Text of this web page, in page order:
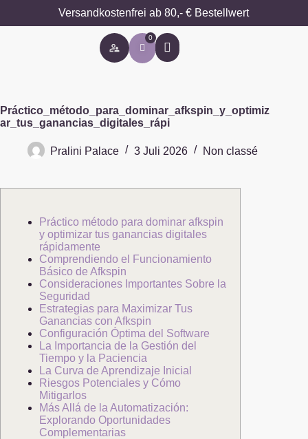
Versandkostenfrei ab 80,- € Bestellwert
0
Práctico_método_para_dominar_afkspin_y_optimiz
ar_tus_ganancias_digitales_rápi
Pralini Palace 3 Juli 2026 Non classé
Práctico método para dominar afkspin
y optimizar tus ganancias digitales
rápidamente
Comprendiendo el Funcionamiento
Básico de Afkspin
Consideraciones Importantes Sobre la
Seguridad
Estrategias para Maximizar Tus
Ganancias con Afkspin
Configuración Óptima del Software
La Importancia de la Gestión del
Tiempo y la Paciencia
La Curva de Aprendizaje Inicial
Riesgos Potenciales y Cómo
Mitigarlos
Más Allá de la Automatización:
Explorando Oportunidades
Complementarias